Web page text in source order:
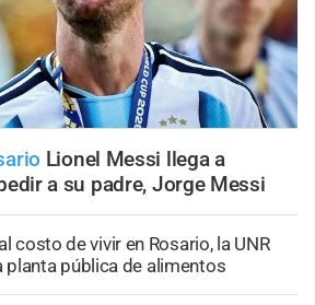
Lionel Messi llega a
a su padre, Jorge Messi
costo de vivir en Rosario, la UNR
planta pública de alimentos